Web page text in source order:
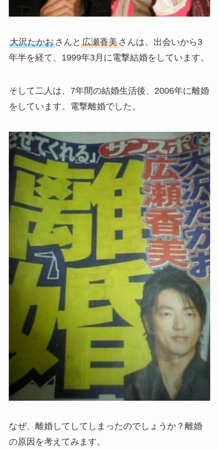
大沢たかおさんと 広瀬香美さんは、出会いから3
年半を経て、1999年3月に電撃結婚をしています。
そして二人は、7年間の結婚生活後、2006年に離婚
をしています。電撃離婚でした。
なぜ、離婚してしてしまったのでしょうか？離婚
の原因を考えてみます。